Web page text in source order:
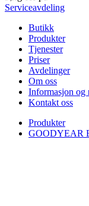
Serviceavdeling
Butikk
Produkter
Tjenester
Priser
Avdelinger
Om oss
Informasjon og
Kontakt oss
Produkter
GOODYEAR